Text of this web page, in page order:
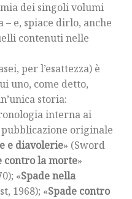
dei singoli volumi
e, spiace dirlo, anche
contenuti nelle
per l’esattezza) è
uno, come detto,
storia:
interna ai
originale
e diavolerie» (Sword
contro la morte»
«Spade nella
1968); «Spade contro